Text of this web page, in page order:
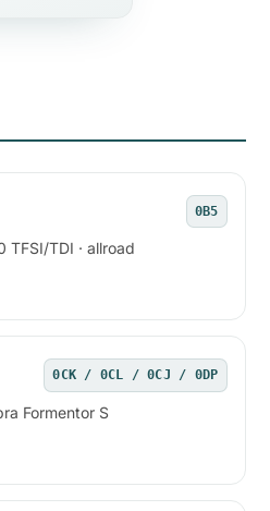
0B5
TFSI/TDI · allroad
0CK / 0CL / 0CJ / 0DP
Formentor S